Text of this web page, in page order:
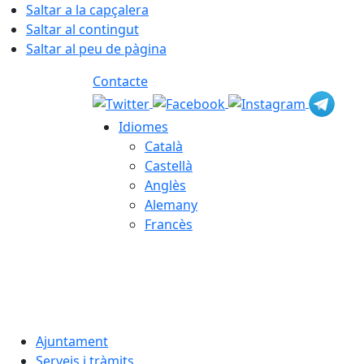
Saltar a la capçalera
Saltar al contingut
Saltar al peu de pàgina
Contacte
Idiomes
Català
Castellà
Anglès
Alemany
Francès
Ajuntament